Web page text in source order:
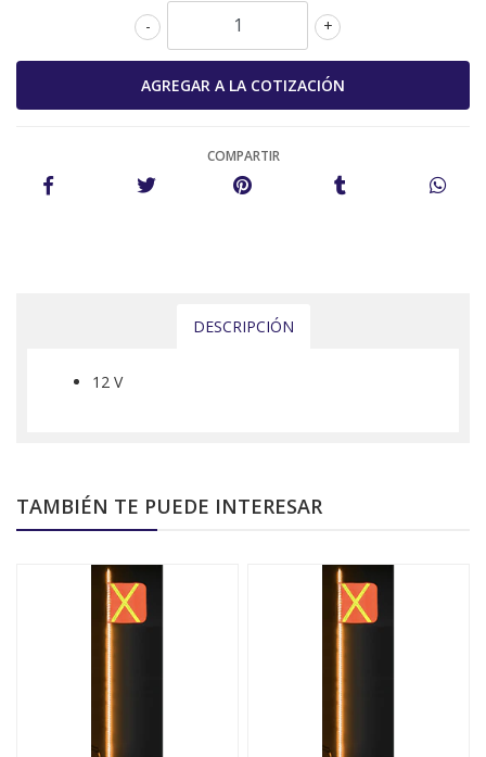
+
-
COMPARTIR
DESCRIPCIÓN
12 V
TAMBIÉN TE PUEDE INTERESAR